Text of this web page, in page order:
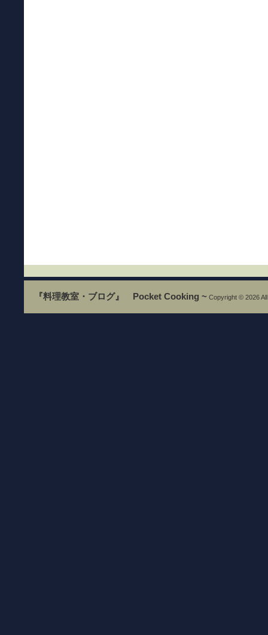
『料理教室・ブログ』 Pocket Cooking ~ Copyright © 2026